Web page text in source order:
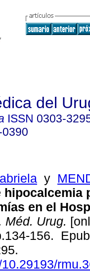
del
ISSN 0303-
y
hipocalcemia
en el
Méd. Urug.
156.